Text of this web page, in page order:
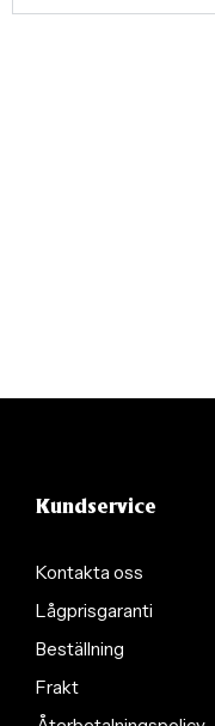
Kundservice
Kontakta oss
Lågprisgaranti
Beställning
Frakt